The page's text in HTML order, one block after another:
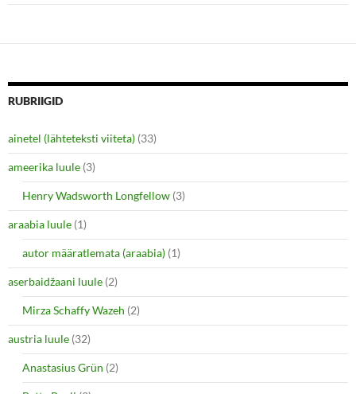
o d
RUBRIIGID
ainetel (lähteteksti viiteta) (33)
ameerika luule (3)
Henry Wadsworth Longfellow (3)
araabia luule (1)
autor määratlemata (araabia) (1)
aserbaidžaani luule (2)
Mirza Schaffy Wazeh (2)
austria luule (32)
Anastasius Grün (2)